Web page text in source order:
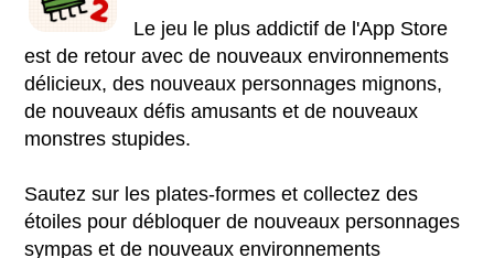
Le jeu le plus addictif de l'App Store
est de retour avec de nouveaux environnements
délicieux, des nouveaux personnages mignons,
de nouveaux défis amusants et de nouveaux
monstres stupides.
Sautez sur les plates-formes et collectez des
étoiles pour débloquer de nouveaux personnages
sympas et de nouveaux environnements